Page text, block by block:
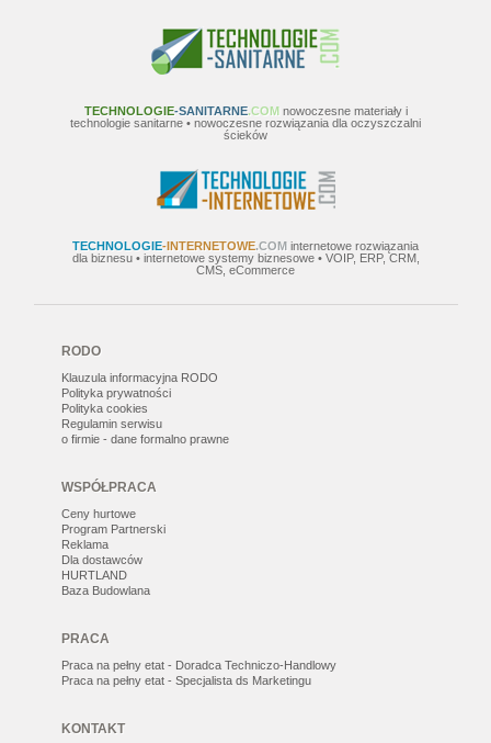
TECHNOLOGIE-SANITARNE.COMnowoczesne materiały i
technologie sanitarne • nowoczesne rozwiązania dla oczyszczalni
ścieków
TECHNOLOGIE-INTERNETOWE.COM internetowe rozwiązania
dla biznesu • internetowe systemy biznesowe • VOIP, ERP, CRM,
CMS, eCommerce
RODO
Klauzula informacyjna RODO
Polityka prywatności
Polityka cookies
Regulamin serwisu
o firmie - dane formalno prawne
WSPÓŁPRACA
Ceny hurtowe
Program Partnerski
Reklama
Dla dostawców
HURTLAND
Baza Budowlana
PRACA
Praca na pełny etat - Doradca Techniczo-Handlowy
Praca na pełny etat - Specjalista ds Marketingu
KONTAKT